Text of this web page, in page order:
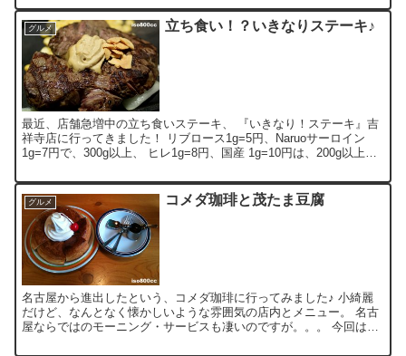
グルメ 立ち食い！？いきなりステーキ♪
最近、店舗急増中の立ち食いステーキ、 『いきなり！ステーキ』吉
祥寺店に行ってきました！ リブロース1g=5円、Naruoサーロイン
1g=7円で、300g以上、 ヒレ1g=8円、国産 1g=10円は、200g以上か
グルメ コメダ珈琲と茂たま豆腐
名古屋から進出したという、コメダ珈琲に行ってみました♪ 小綺麗
だけど、なんとなく懐かしいような雰囲気の店内とメニュー。 名古
屋ならではのモーニング・サービスも凄いのですが。。。 今回は、